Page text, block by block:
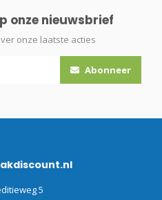
onze nieuwsbrief
onze laatste acties
Abonneer
5